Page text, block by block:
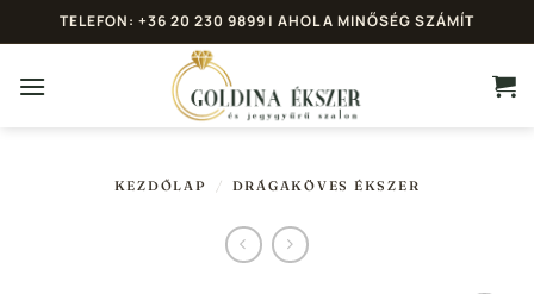
to
content
TELEFON: +36 20 230 9899 | AHOL A MINŐSÉG SZÁMÍT
KEZDŐLAP / DRÁGAKÖVES ÉKSZER